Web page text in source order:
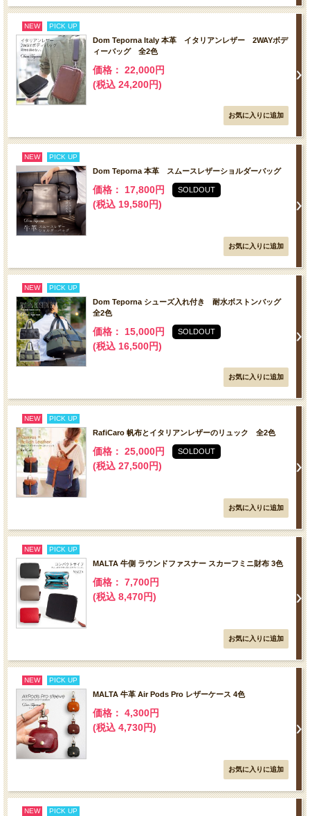
NEW PICK UP
Dom Teporna Italy 本革 イタリアンレザー 2WAYボデ
ィーバッグ 全2色
価格： 22,000円
(税込 24,200円)
NEW PICK UP
Dom Teporna 本革 スムースレザーショルダーバッグ
価格： 17,800円
(税込 19,580円)
SOLDOUT
NEW PICK UP
Dom Teporna シューズ入れ付き 耐水ボストンバッグ
全2色
価格： 15,000円
(税込 16,500円)
SOLDOUT
NEW PICK UP
RafiCaro 帆布とイタリアンレザーのリュック 全2色
価格： 25,000円
(税込 27,500円)
SOLDOUT
NEW PICK UP
MALTA 牛側 ラウンドファスナー スカーフミニ財布 3色
価格： 7,700円
(税込 8,470円)
NEW PICK UP
MALTA 牛革 Air Pods Pro レザーケース 4色
価格： 4,300円
(税込 4,730円)
NEW PICK UP